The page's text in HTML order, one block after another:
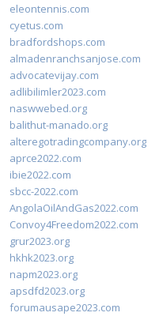
eleontennis.com
cyetus.com
bradfordshops.com
almadenranchsanjose.com
advocatevijay.com
adlibilimler2023.com
naswwebed.org
balithut-manado.org
alteregotradingcompany.org
aprce2022.com
ibie2022.com
sbcc-2022.com
AngolaOilAndGas2022.com
Convoy4Freedom2022.com
grur2023.org
hkhk2023.org
napm2023.org
apsdfd2023.org
forumausape2023.com